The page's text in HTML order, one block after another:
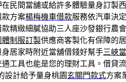
民間當舖或給許多體驗量身訂製
款方案楊梅機車借款服務依汽車決
精緻細膩協助三人座沙發銀行農
體制服訂製供應商客製化有保障的
居家時附近當舖借錢好幫手三峽
通工具也能是您的理財工具。借貸
設計給予量身桃園 玄關門款式方案